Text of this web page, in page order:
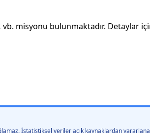
misyonu bulunmaktadır. Detaylar
İstatistiksel veriler açık kaynaklardan